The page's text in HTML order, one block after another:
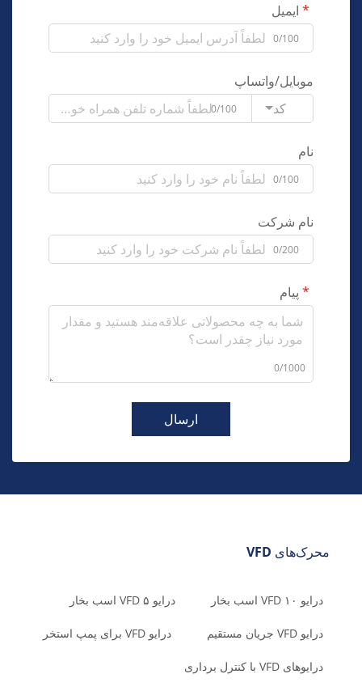
ایمیل
0/100
موبایل/واتساپ
کد
0/100
نام
0/100
نام شرکت
0/200
پیام
0/1000
ارسال
محرک‌های VFD
درایو VFD ۱۰ اسب بخار درایو VFD ۵ اسب بخار
درایو VFD جریان مستقیم درایو VFD برای پمپ استخر
درایوهای VFD با کنترل برداری